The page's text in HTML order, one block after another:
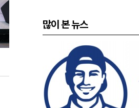
많이 본 뉴스